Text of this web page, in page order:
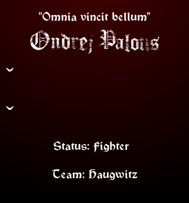
"Omnia vincit bellum"
Ondrej Palous
ˇ
ˇ
Status: Fighter
Team: Haugwitz